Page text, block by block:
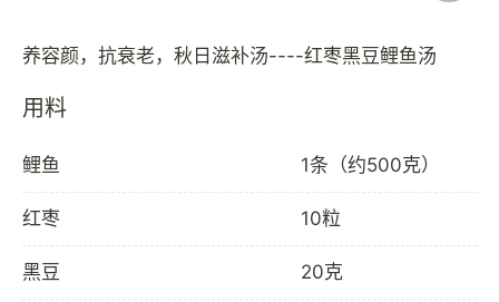
用料
鲤鱼 1条（约500克）
红枣 10粒
黑豆 20克